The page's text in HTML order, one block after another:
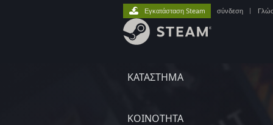
ΚΑΤΑΣΤΗΜΑ
ΚΟΙΝΟΤΗΤΑ
Εγκατάσταση Steam σύνδεση